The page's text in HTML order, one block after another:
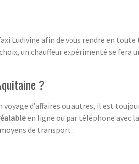
Ludivine afin de vous rendre en
un chauffeur expérimenté se
?
d’affaires ou autres, il est
en ligne ou par téléphone avec la
de transport :